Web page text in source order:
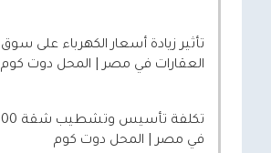
تأثير زيادة أسعار الكهرباء على سوق
العقارات في مصر | المحل دوت كوم
في مصر | المحل دوت كوم